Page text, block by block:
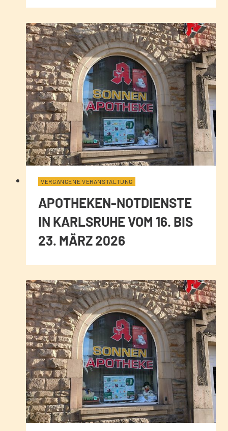
VERGANGENE VERANSTALTUNG
APOTHEKEN-NOTDIENSTE
IN KARLSRUHE VOM 16. BIS
23. MÄRZ 2026